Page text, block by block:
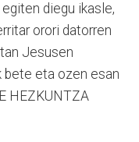
diegu ikasle,
orori datorren
Jesusen
bete eta ozen esan
HEZKUNTZA